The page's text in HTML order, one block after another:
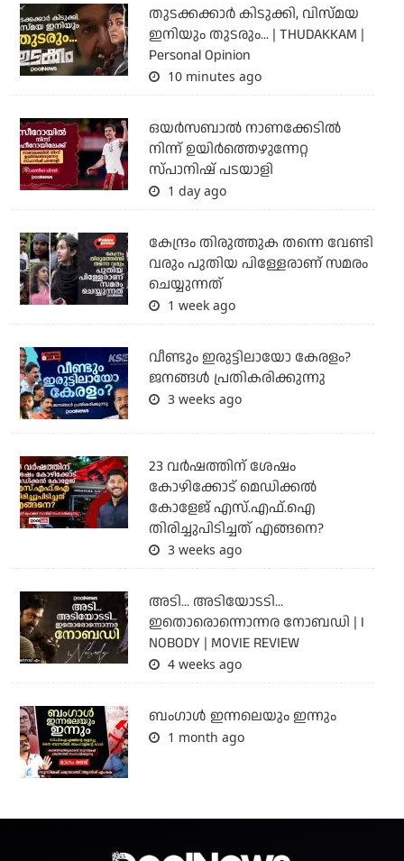
തുടക്കക്കാര്‍ കിടുക്കി, വിസ്മയ
ഇനിയും തുടരും... | THUDAKKAM |
Personal Opinion
10 minutes ago
ഒയര്‍സബാൽ നാണക്കേടിൽ
നിന്ന് ഉയിർത്തെഴുന്നേറ്റ
സ്പാനിഷ് പടയാളി
1 day ago
കേന്ദ്രം തിരുത്തുക തന്നെ വേണ്ടി
വരും പുതിയ പിള്ളേരാണ് സമരം
ചെയ്യുന്നത്
1 week ago
വീണ്ടും ഇരുട്ടിലായോ കേരളം?
ജനങ്ങൾ പ്രതികരിക്കുന്നു
3 weeks ago
23 വർഷത്തിന് ശേഷം
കോഴിക്കോട് മെഡിക്കൽ
കോളേജ് എസ്.എഫ്.ഐ
തിരിച്ചുപിടിച്ചത് എങ്ങനെ?
3 weeks ago
അടി... അടിയോടടി...
ഇതൊരൊന്നൊന്നര നോബഡി | I
NOBODY | MOVIE REVIEW
4 weeks ago
ബംഗാള്‍ ഇന്നലെയും ഇന്നും
1 month ago